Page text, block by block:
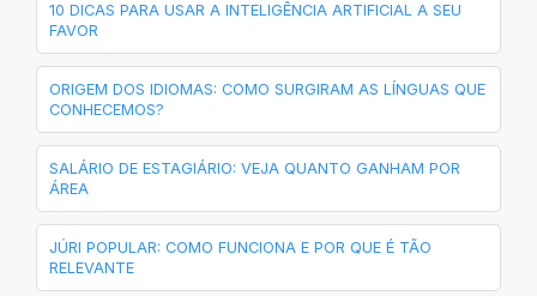
10 DICAS PARA USAR A INTELIGÊNCIA ARTIFICIAL A SEU
FAVOR
ORIGEM DOS IDIOMAS: COMO SURGIRAM AS LÍNGUAS QUE
CONHECEMOS?
SALÁRIO DE ESTAGIÁRIO: VEJA QUANTO GANHAM POR
ÁREA
JÚRI POPULAR: COMO FUNCIONA E POR QUE É TÃO
RELEVANTE